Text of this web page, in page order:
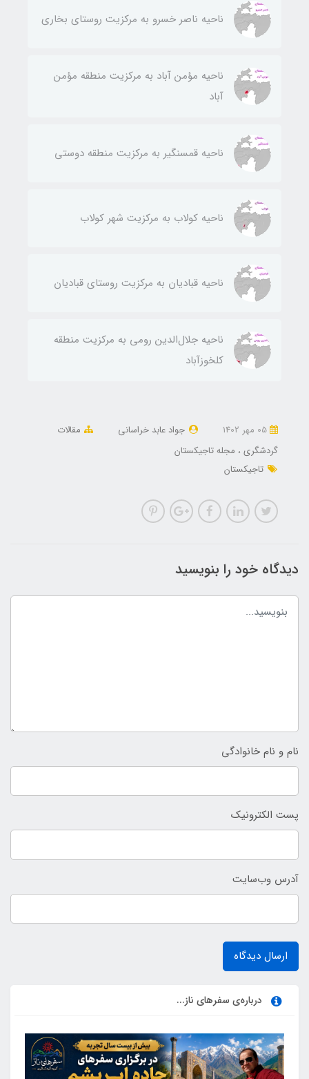
ناحيه ناصر خسرو به مركزيت روستای بخاری
ناحيه مؤمن آباد به مركزيت منطقه مؤمن
آباد
ناحيه قمسنگير به مركزيت منطقه دوستی
ناحيه كولاب به مركزيت شهر كولاب
ناحيه قباديان به مركزيت روستای قباديان
ناحيه جلال‌الدين رومی به مركزيت منطقه
كلخوزآباد
جواد عابد خراسانی
مقالات
گردشگری
مجله تاجیکستان
تاجیکستان
دیدگاه خود را بنویسید
نام و نام خانوادگی
پست الکترونیک
آدرس وب‌سایت
ارسال دیدگاه
درباره‌ی سفرهای ناز...